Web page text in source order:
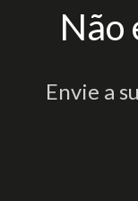
Não
Envie a